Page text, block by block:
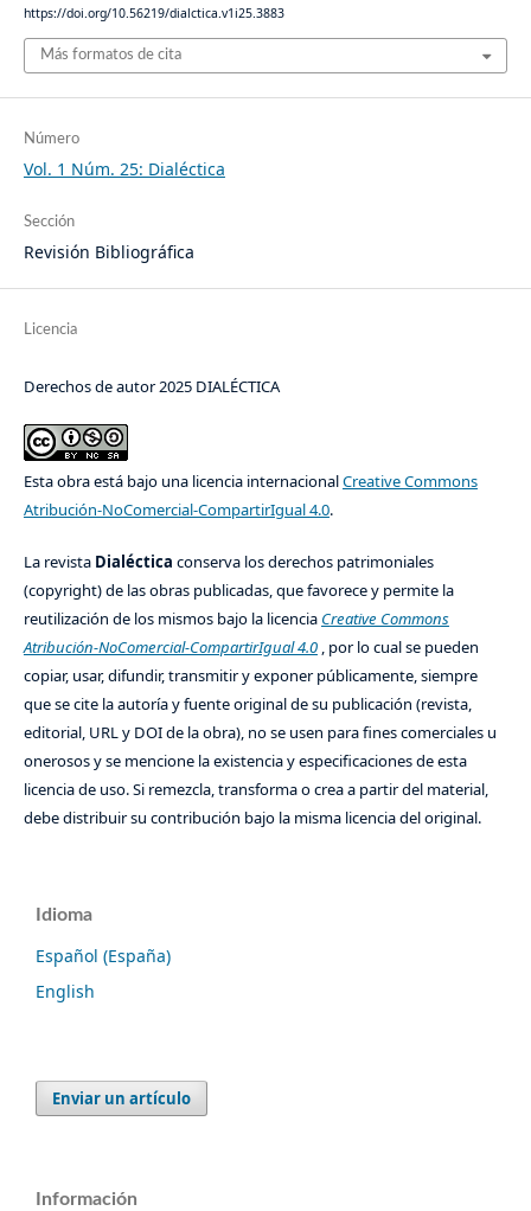
https://doi.org/10.56219/dialctica.v1i25.3883
Más formatos de cita
Número
Vol. 1 Núm. 25: Dialéctica
Sección
Revisión Bibliográfica
Licencia
Derechos de autor 2025 DIALÉCTICA
Esta obra está bajo una licencia internacionalCreative Commons
Atribución-NoComercial-CompartirIgual 4.0.
La revista Dialéctica conserva los derechos patrimoniales
(copyright) de las obras publicadas, que favorece y permite la
reutilización de los mismos bajo la licencia Creative Commons
Atribución-NoComercial-CompartirIgual 4.0, por lo cual se pueden
copiar, usar, difundir, transmitir y exponer públicamente, siempre
que se cite la autoría y fuente original de su publicación (revista,
editorial, URL y DOI de la obra), no se usen para fines comerciales u
onerosos y se mencione la existencia y especificaciones de esta
licencia de uso. Si remezcla, transforma o crea a partir del material,
debe distribuir su contribución bajo la misma licencia del original.
Idioma
Español (España)
English
Enviar un artículo
Información